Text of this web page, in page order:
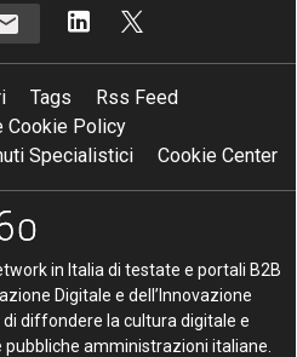
Tags
Rss Feed
Cookie Policy
Specialistici
Cookie Center
in Italia di testate e portali B2B
Digitale e dell’Innovazione
diffondere la cultura digitale e
amministrazioni italiane.